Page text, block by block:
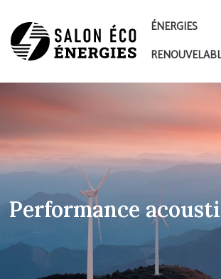
ÉNERGIES
Performance